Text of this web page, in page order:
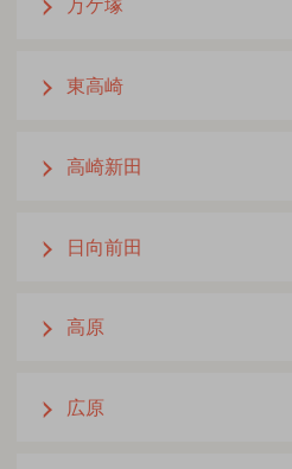
万ケ塚
東高崎
高崎新田
日向前田
高原
広原